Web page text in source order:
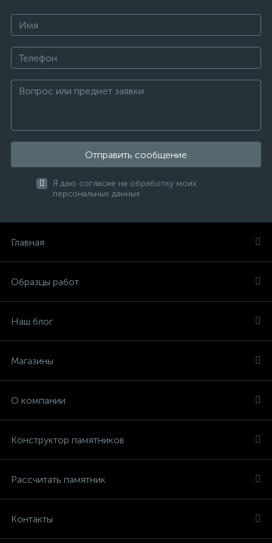
Отправить сообщение
Я даю согласие на обработку моих
персональных данных
Главная
Образцы работ
Наш блог
Магазины
О компании
Конструктор памятников
Рассчитать памятник
Контакты